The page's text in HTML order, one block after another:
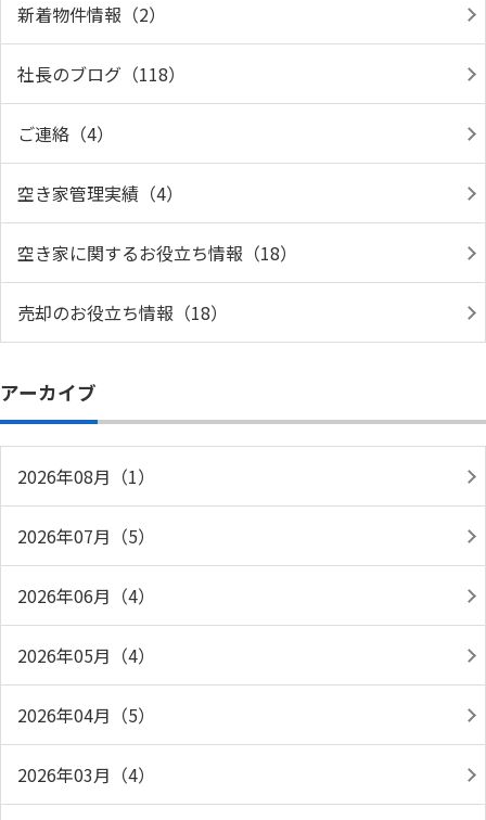
新着物件情報（2）
社長のブログ（118）
ご連絡（4）
空き家管理実績（4）
空き家に関するお役立ち情報（18）
売却のお役立ち情報（18）
アーカイブ
2026年08月（1）
2026年07月（5）
2026年06月（4）
2026年05月（4）
2026年04月（5）
2026年03月（4）